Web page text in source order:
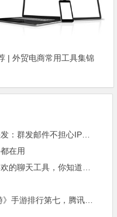
| 外贸电商常用工具集锦
外贸邮件营销的免费工具——小满快发：群发邮件不担心IP被封
在用
进博会倒计时，外贸沟通中，老外喜欢的聊天工具，你知道几种？
2015年最赚钱游戏出炉：《梦幻西游》手游排行第七，腾讯总收入进前三